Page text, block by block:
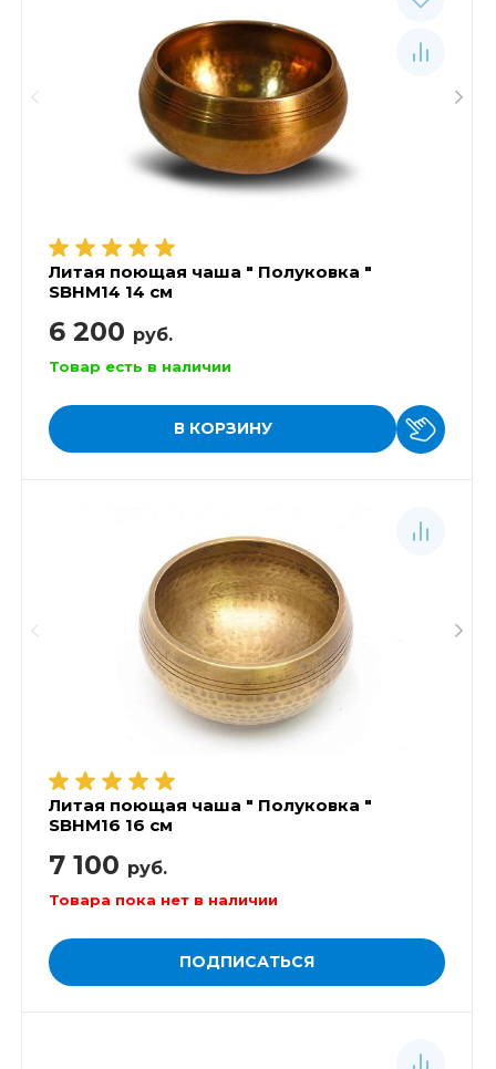
Литая поющая чаша " Полуковка "
SBHM14 14 см
6 200 руб.
Товар есть в наличии
В КОРЗИНУ
Литая поющая чаша " Полуковка "
SBHM16 16 см
7 100 руб.
Товара пока нет в наличии
ПОДПИСАТЬСЯ